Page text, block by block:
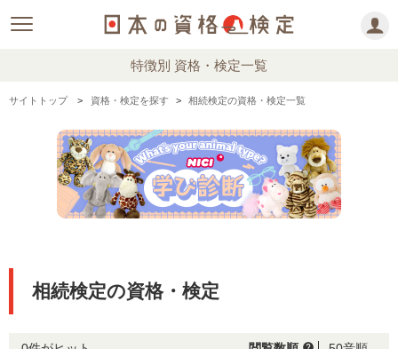
特徴別 資格・検定一覧
サイトトップ 資格・検定を探す 相続検定の資格・検定一覧
相続検定の資格・検定